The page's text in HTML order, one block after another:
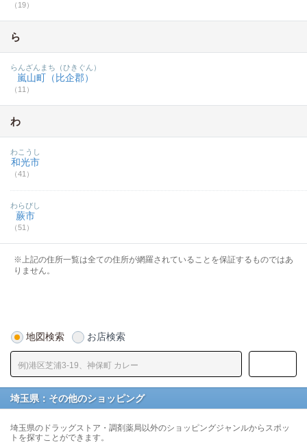
（19）
ら
嵐山町（比企郡）
（11）
らんざんまち（ひきぐん）
わ
和光市
（41）
わこうし
蕨市
（51）
わらびし
※上記の住所一覧は全ての住所が網羅されていることを保証するものではあ
りません。
地図検索 お店検索
埼玉県：その他のショッピング
埼玉県のドラッグストア・調剤薬局以外のショッピングジャンルからスポッ
トを探すことができます。